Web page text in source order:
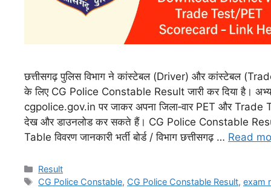
छत्तीसगढ़ पुलिस विभाग ने कांस्टेबल (Driver) और कांस्टेबल
के लिए CG Police Constable Result जारी कर दिया है।
cgpolice.gov.in पर जाकर अपना जिला‑वार PET और Trade
देख और डाउनलोड कर सकते हैं। CG Police Constable
Table विवरण जानकारी भर्ती बोर्ड / विभाग छत्तीसगढ़ … Read
Result
CG Police Constable, CG Police Constable Result,exam